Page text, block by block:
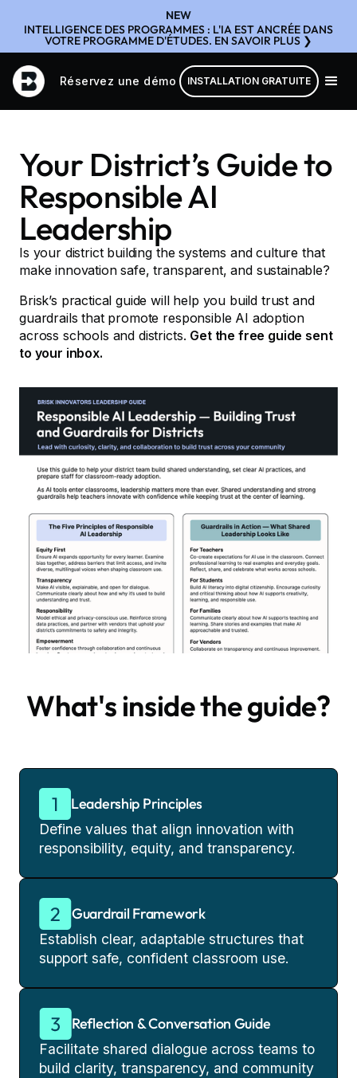
NEW
INTELLIGENCE DES PROGRAMMES : L'IA EST ANCRÉE DANS
VOTRE PROGRAMME D'ÉTUDES. EN SAVOIR PLUS ❯
Réservez une démo INSTALLATION GRATUITE
Your District’s Guide to
Responsible AI
Leadership
Is your district building the systems and culture that
make innovation safe, transparent, and sustainable?
Brisk’s practical guide will help you build trust and
guardrails that promote responsible AI adoption
across schools and districts. Get the free guide sent
to your inbox.
What's inside the guide?
Leadership Principles
Define values that align innovation with
responsibility, equity, and transparency.
Guardrail Framework
Establish clear, adaptable structures that
support safe, confident classroom use.
Reflection & Conversation Guide
Facilitate shared dialogue across teams to
build clarity, transparency, and community